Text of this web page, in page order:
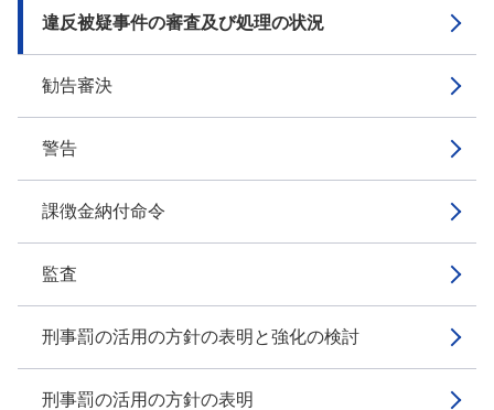
違反被疑事件の審査及び処理の状況
勧告審決
警告
課徴金納付命令
監査
刑事罰の活用の方針の表明と強化の検討
刑事罰の活用の方針の表明